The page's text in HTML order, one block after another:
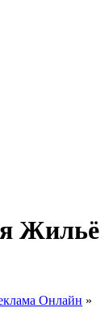
Жильё
Онлайн »